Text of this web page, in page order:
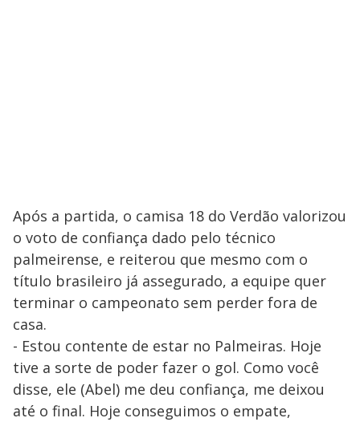
Após a partida, o camisa 18 do Verdão valorizou
o voto de confiança dado pelo técnico
palmeirense, e reiterou que mesmo com o
título brasileiro já assegurado, a equipe quer
terminar o campeonato sem perder fora de
casa.
- Estou contente de estar no Palmeiras. Hoje
tive a sorte de poder fazer o gol. Como você
disse, ele (Abel) me deu confiança, me deixou
até o final. Hoje conseguimos o empate,